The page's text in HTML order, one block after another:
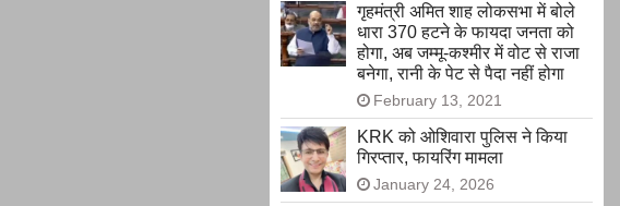
गृहमंत्री अमित शाह लोकसभा में बोले
धारा 370 हटने के फायदा जनता को
होगा, अब जम्मू-कश्मीर में वोट से राजा
बनेगा, रानी के पेट से पैदा नहीं होगा
February 13, 2021
KRK को ओशिवारा पुलिस ने किया
गिरप्तार, फायरिंग मामला
January 24, 2026